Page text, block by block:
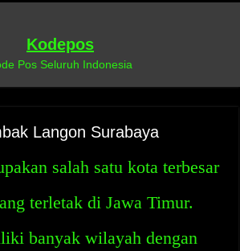
Kodepos
Pos Seluruh Indonesia
Langon Surabaya
salah satu kota terbesar
terletak di Jawa Timur.
banyak wilayah dengan